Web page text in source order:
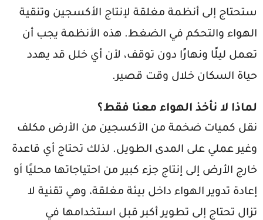
ستحتاج إلى أنظمة مغلقة لإنتاج الأكسجين وتنقية
الهواء والتحكم في الضغط. هذه الأنظمة يجب أن
تعمل ليلًا ونهارًا دون توقف، لأن أي خلل قد يهدد
حياة السكان خلال وقت قصير.
لماذا لا نأخذ الهواء معنا فقط؟
نقل كميات ضخمة من الأكسجين من الأرض مكلف
وغير عملي على المدى الطويل. لذلك تحتاج أي قاعدة
خارج الأرض إلى إنتاج جزء كبير من احتياجاتها محليًا أو
إعادة تدوير الهواء داخل بيئة مغلقة، وهي تقنية لا
تزال تحتاج إلى تطوير أكبر قبل استخدامها في